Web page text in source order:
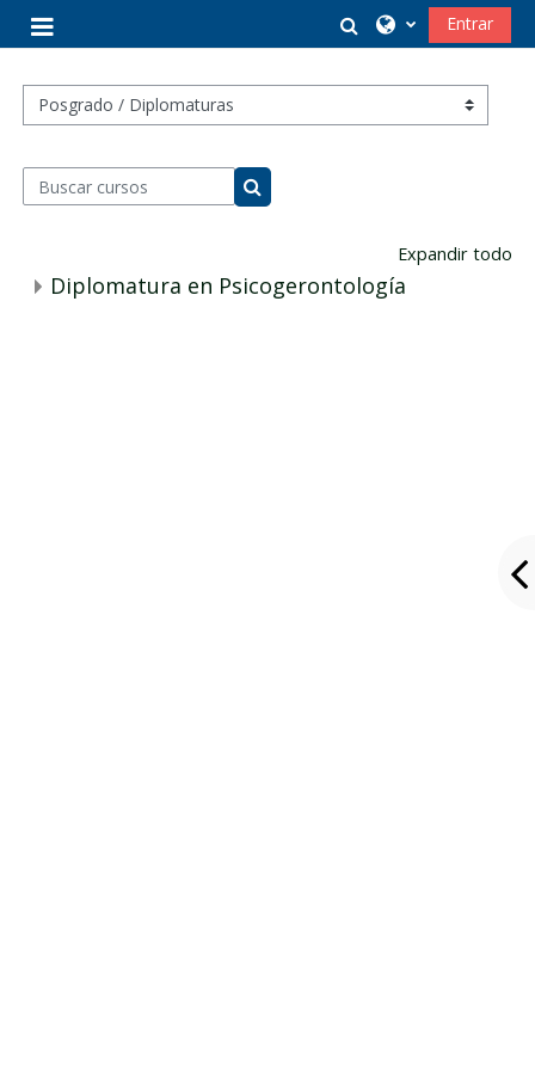
Panel lateral
Selector de
Entrar
Categorías
Buscar cursos
Buscar cursos
Expandir todo
Diplomatura en Psicogerontología